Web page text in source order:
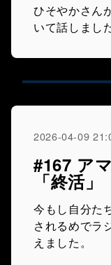
ひそやかさん
いて話しました
2026-04-09
#167 ア
「終活」
今もし自分た
されるめでラ
えました。